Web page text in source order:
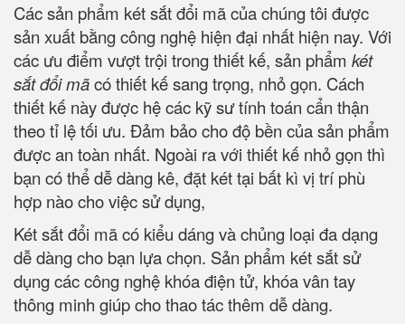
Các sản phẩm két sắt đổi mã của chúng tôi được
sản xuất bằng công nghệ hiện đại nhất hiện nay. Với
các ưu điểm vượt trội trong thiết kế, sản phẩm két
sắt đổi mãcó thiết kế sang trọng, nhỏ gọn. Cách
thiết kế này được hệ các kỹ sư tính toán cẩn thận
theo tỉ lệ tối ưu. Đảm bảo cho độ bền của sản phẩm
được an toàn nhất. Ngoài ra với thiết kế nhỏ gọn thì
bạn có thể dễ dàng kê, đặt két tại bất kì vị trí phù
hợp nào cho việc sử dụng,
Két sắt đổi mã có kiểu dáng và chủng loại đa dạng
dễ dàng cho bạn lựa chọn. Sản phẩm két sắt sử
dụng các công nghệ khóa điện tử, khóa vân tay
thông minh giúp cho thao tác thêm dễ dàng.